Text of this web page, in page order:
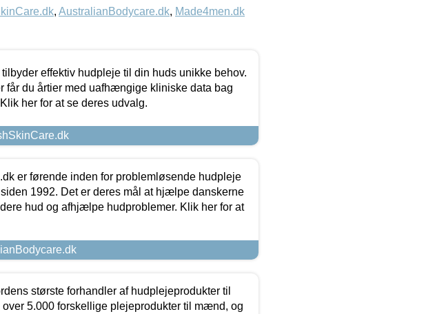
, AustralianBodycare.dk, Made4men.dk
effektiv hudpleje til din huds unikke behov.
får du årtier med uafhængige kliniske data bag
her for at se deres udvalg.
er førende inden for problemløsende hudpleje
1992. Det er deres mål at hjælpe danskerne
hud og afhjælpe hudproblemer. Klik her for at
største forhandler af hudplejeprodukter til
5.000 forskellige plejeprodukter til mænd, og